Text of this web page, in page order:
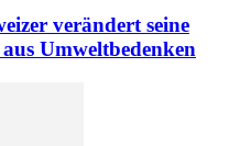
verändert seine
Umweltbedenken